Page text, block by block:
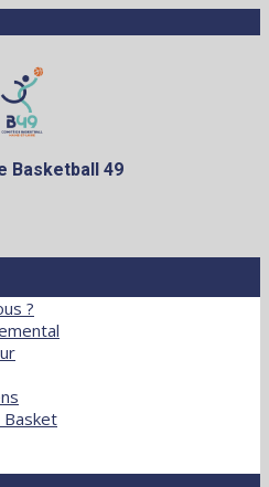
Basketball 49
?